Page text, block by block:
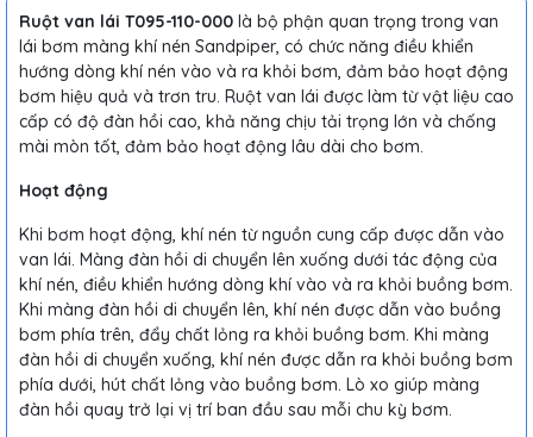
Ruột van lái T095-110-000 là bộ phận quan trọng trong van
lái bơm màng khí nén Sandpiper, có chức năng điều khiển
hướng dòng khí nén vào và ra khỏi bơm, đảm bảo hoạt động
bơm hiệu quả và trơn tru. Ruột van lái được làm từ vật liệu cao
cấp có độ đàn hồi cao, khả năng chịu tải trọng lớn và chống
mài mòn tốt, đảm bảo hoạt động lâu dài cho bơm.
Hoạt động
Khi bơm hoạt động, khí nén từ nguồn cung cấp được dẫn vào
van lái. Màng đàn hồi di chuyển lên xuống dưới tác động của
khí nén, điều khiển hướng dòng khí vào và ra khỏi buồng bơm.
Khi màng đàn hồi di chuyển lên, khí nén được dẫn vào buồng
bơm phía trên, đẩy chất lỏng ra khỏi buồng bơm. Khi màng
đàn hồi di chuyển xuống, khí nén được dẫn ra khỏi buồng bơm
phía dưới, hút chất lỏng vào buồng bơm. Lò xo giúp màng
đàn hồi quay trở lại vị trí ban đầu sau mỗi chu kỳ bơm.